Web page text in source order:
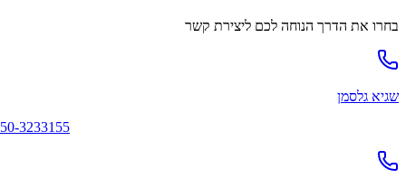
בחרו את הדרך הנוחה לכם ליצירת קשר
שגיא גלסמן
050-3233155